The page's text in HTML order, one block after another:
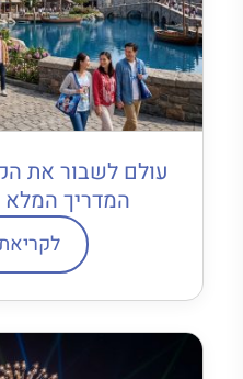
עולם לשבור את
המדריך המלא